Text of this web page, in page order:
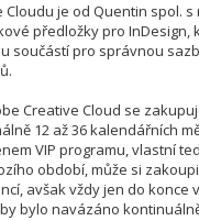
Cloudu je od Quentin spol.
předložky pro InDesign,
součástí pro správnou
Creative Cloud se
12 až 36 kalendářních
VIP programu, vlastní
období, může si
avšak vždy jen do konce
bylo navázáno